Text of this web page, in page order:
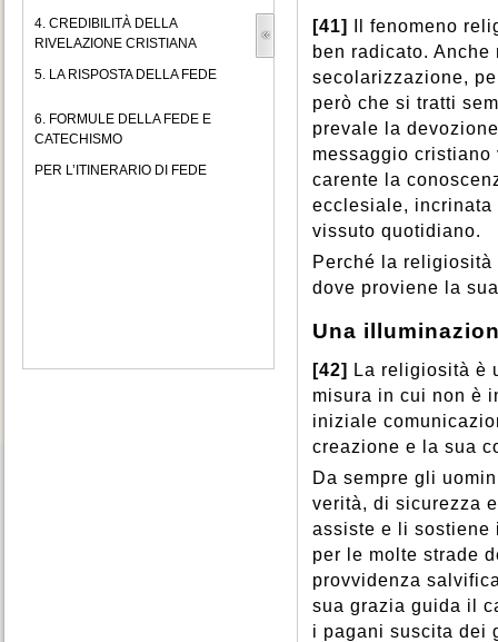
4. CREDIBILITÀ DELLA
RIVELAZIONE CRISTIANA
5. LA RISPOSTA DELLA FEDE
6. FORMULE DELLA FEDE E
CATECHISMO
PER L’ITINERARIO DI FEDE
[41]
Il fenomeno
ben radicato.
secolarizzazione,
però che si tratti
prevale la
messaggio
carente la
ecclesiale,
vissuto quotidiano.
Perché la
dove proviene la
Una
[42]
La religiosità è
misura in cui non è
iniziale
creazione e la sua
Da sempre gli
verità, di sicurezza
assiste e li sostiene
per le molte strade
provvidenza
sua grazia guida il
i pagani suscita dei